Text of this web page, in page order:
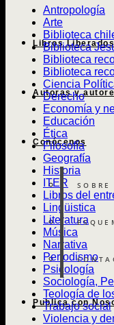
Libros Liberados
Autoras y
Conócenos
Publica con
Antropología
Arte
Biblioteca
Biblioteca
Biblioteca
Biblioteca
Ciencia
Derecho
Economía y
Educación
Ética
Filosofía
Geografía
Historia
ITER
Libros del
Lingüistica
Literatura
Música
Narrativa
Periodismo
Psicología
Sociología,
Teología de
Trabajo social
Violencia y